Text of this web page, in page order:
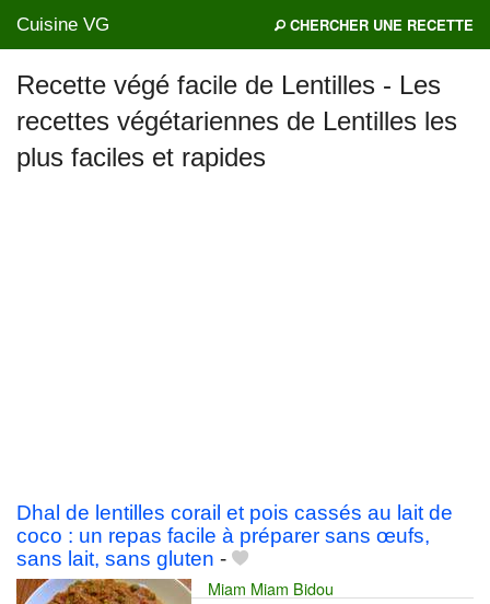
Cuisine VG CHERCHER UNE RECETTE
Mes blogs préférés
Recette végé facile de Lentilles - Les
recettes végétariennes de Lentilles les
plus faciles et rapides
Dhal de lentilles corail et pois cassés au lait de
coco : un repas facile à préparer sans œufs,
sans lait, sans gluten -
Miam Miam Bidou